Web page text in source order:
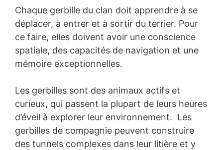
Chaque gerbille du clan doit apprendre à se
déplacer, à entrer et à sortir du terrier. Pour
ce faire, elles doivent avoir une conscience
spatiale, des capacités de navigation et une
mémoire exceptionnelles.
Les gerbilles sont des animaux actifs et
curieux, qui passent la plupart de leurs heures
d’éveil à explorer leur environnement. Les
gerbilles de compagnie peuvent construire
des tunnels complexes dans leur litière et y